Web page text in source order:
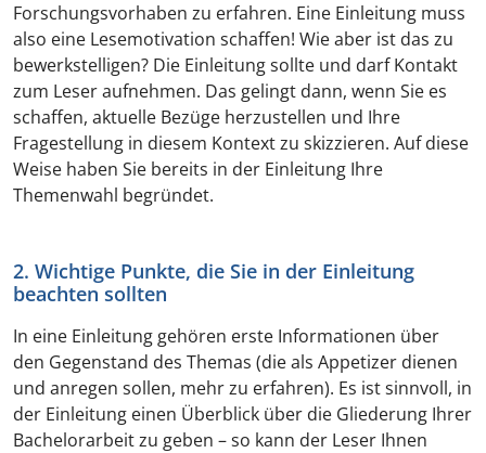
Forschungsvorhaben zu erfahren. Eine Einleitung muss
also eine Lesemotivation schaffen! Wie aber ist das zu
bewerkstelligen? Die Einleitung sollte und darf Kontakt
zum Leser aufnehmen. Das gelingt dann, wenn Sie es
schaffen, aktuelle Bezüge herzustellen und Ihre
Fragestellung in diesem Kontext zu skizzieren. Auf diese
Weise haben Sie bereits in der Einleitung Ihre
Themenwahl begründet.
2. Wichtige Punkte, die Sie in der Einleitung
beachten sollten
In eine Einleitung gehören erste Informationen über
den Gegenstand des Themas (die als Appetizer dienen
und anregen sollen, mehr zu erfahren). Es ist sinnvoll, in
der Einleitung einen Überblick über die Gliederung Ihrer
Bachelorarbeit zu geben – so kann der Leser Ihnen